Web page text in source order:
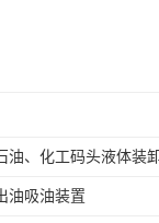
油、化工码头液体装
油吸油装置